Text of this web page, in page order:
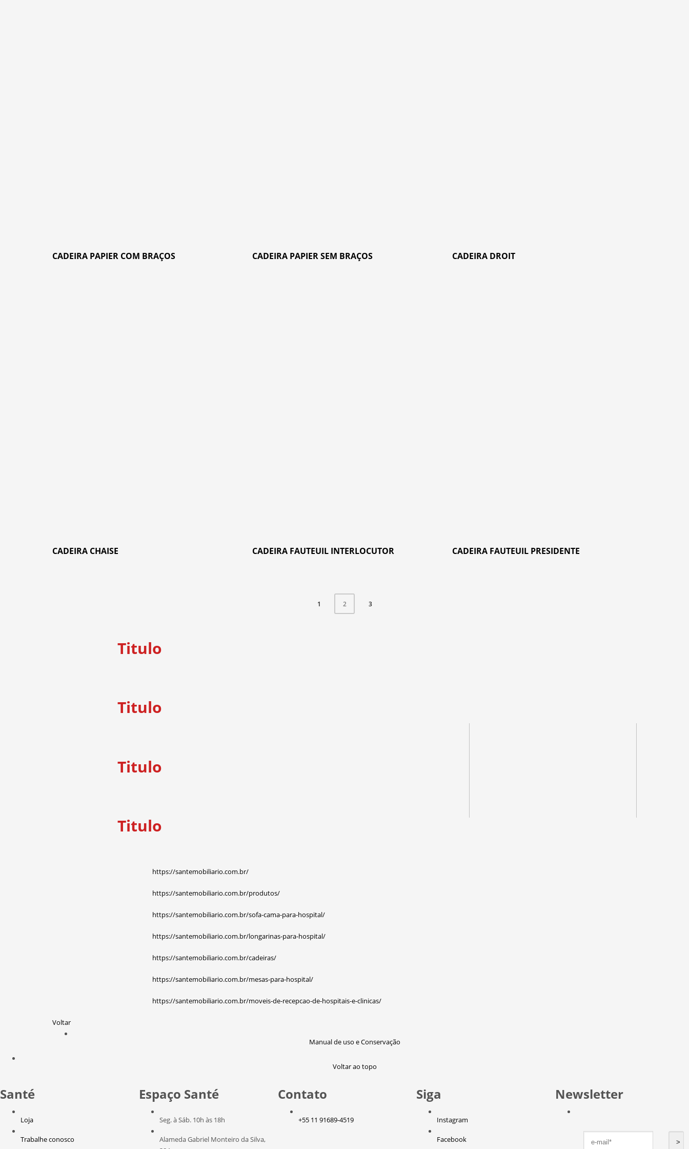
CADEIRA PAPIER COM BRAÇOS CADEIRA PAPIER SEM BRAÇOS CADEIRA DROIT
CADEIRA CHAISE CADEIRA FAUTEUIL INTERLOCUTOR CADEIRA FAUTEUIL PRESIDENTE
1 2 3
Titulo
Titulo
Titulo
Titulo
https://santemobiliario.com.br/
https://santemobiliario.com.br/produtos/
https://santemobiliario.com.br/sofa-cama-para-hospital/
https://santemobiliario.com.br/longarinas-para-hospital/
https://santemobiliario.com.br/cadeiras/
https://santemobiliario.com.br/mesas-para-hospital/
https://santemobiliario.com.br/moveis-de-recepcao-de-hospitais-e-clinicas/
Voltar
Manual de uso e Conservação
Voltar ao topo
Santé
Loja
Trabalhe conosco
Espaço Santé
Seg. à Sáb. 10h às 18h
Alameda Gabriel Monteiro da Silva,
Contato
+55 11 91689-4519
Siga
Instagram
Facebook
Newsletter